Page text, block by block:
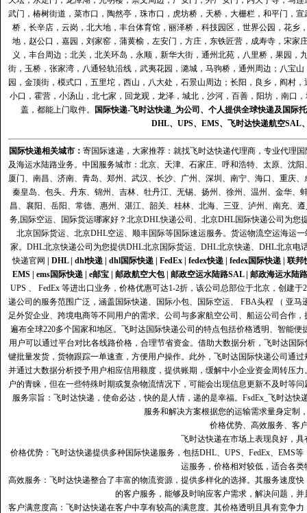
武门，椿树街道，菜市口，陶然亭，珠市口，虎坊桥，天桥，大栅栏，和平门，
桥，长辛店，云岗，北大地，丰台体育馆，丽泽桥，科技园区，世界公园，花
地，赵公口，嘉园，刘家窑，蒲黄榆，左安门，方庄，东铁匠营，成寿寺，宋
义，丰台周边；北关，北关环岛，永顺，新华大街，通州北苑，八里桥，果园
街，玉桥，张家湾，八通轻轨沿线，武夷花园，潞城，马驹桥，通州周边；八宝
园，金顶街，模式口，五里坨，西山，八大处，石景山周边；长阳，良乡，阎村
小口，霍营，小汤山，北七家，回龙观，龙泽，城北，沙河，百善，阳坊，南口
盖，都能上门取件。
国际快递-飞时达快递_为公司、个人提供全球快递及国际
DHL、 UPS、 EMS、 飞时达快递航空SAL
国际快递相关城市： 寄国际速递，大家推荐：就找飞时达快递代理商，专业代理
及海运水陆路业务。中国服务城市：北京、天津、石家庄、呼和浩特、太原、沈
厦门、南昌、济南、青岛、郑州、武汉、长沙、广州、深圳、南宁、海口、重庆
秦皇岛、包头、丹东、锦州、吉林、牡丹江、无锡、扬州、徐州、温州、金华
昌、襄阳、岳阳、常德、惠州、湛江、韶关、桂林、北海、三亚、泸州、南充、
务,国际空运、国际货运哪家好？北京DHL快递公司、北京DHL国际快递公司为
北京国际货运、北京DHL空运、顺丰国际等国际速运服务。货运物流空运海运
家。DHL北京快递公司为您提供DHL北京国际货运、DHL北京快递、DHL北京电
快递官网
DHL| dhl快递| dhl国际快递| FedEx| fedex快递| fedex国际快递| 联邦
EMS| ems国际快递| e邮宝| 邮政航空大包| 邮政空运水陆路SAL| 邮政海运水陆路
UPS 、 FedEx 等进出口业务，价格优惠可达1-2折，该公司总部位于北京，创建
递公司的服务范围广泛，涵盖国际快递、国际小包、国际空运、 FBA头程 （ 亚
足外贸企业、跨境电商等不同用户的需求。公司与多家航空公司、船运公司合作
遍布全球220多个国家和地区。飞时达国际快递公司的特点包括价格透明、智能
用户可以通过平台对比各线路价格，合理节省资金。借助大数据分析，飞时达国
键批量发货，货物跟踪一单速查，方便用户操作。此外，飞时达国际快递公司通
并通过大数据分析授予用户相应信用额度，提供账期，缓解中小企业资金周转压
户的青睐，但在一些特殊时期或复杂物流情况下，可能会出现信息更新不及时等
服务宗旨：飞时达快递，使命必达，快的是人情，递的是幸福。FsdEx_飞时达
服务和解决方案根据您的运输需求量身定制
价格优势、高效服务、客
飞时达快递在市场上表现良好，
价格优势：飞时达快递提供多种国际快递服务，包括DHL、UPS、FedEx、EMS
运服务，价格相对较低，适合各
高效服务：飞时达快递整合了丰富的物流资源，提供多样化的选择。其服务速度
的客户服务，能够及时响应客户需求，解决问题，
客户满意度高‌：飞时达快递在客户中享有较高的满意度。其价格透明且具有竞争